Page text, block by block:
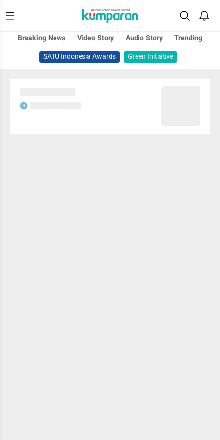
Breaking News Video Story Audio Story
Trending
SATU Indonesia Awards
Green Initiative
S